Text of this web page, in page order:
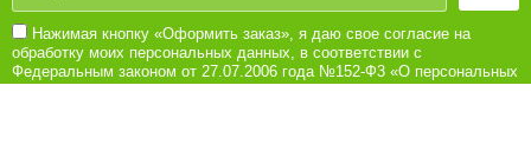
Нажимая кнопку «Оформить заказ», я даю свое согласие на
обработку моих персональных данных, в соответствии с
Федеральным законом от 27.07.2006 года №152-Ф3 «О персональных